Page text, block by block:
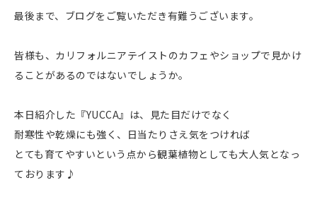
最後まで、ブログをご覧いただき有難うございます。
皆様も、カリフォルニアテイストのカフェやショップで見かけ
ることがあるのではないでしょうか。
本日紹介した『YUCCA』は、見た目だけでなく
耐寒性や乾燥にも強く、日当たりさえ気をつければ
とても育てやすいという点から観葉植物としても大人気となっ
ております♪